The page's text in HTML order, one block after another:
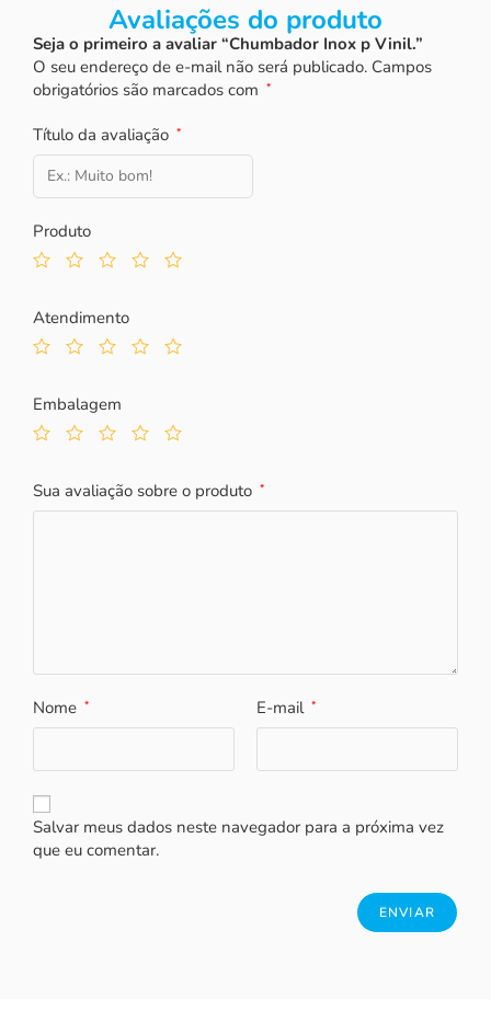
Avaliações do produto
Seja o primeiro a avaliar “Chumbador Inox p Vinil.”
O seu endereço de e-mail não será publicado. Campos
obrigatórios são marcados com *
Título da avaliação *
Produto
Atendimento
Embalagem
Sua avaliação sobre o produto *
Nome * E-mail *
Salvar meus dados neste navegador para a próxima vez
que eu comentar.